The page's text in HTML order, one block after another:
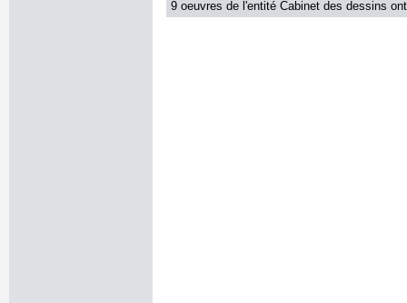
9 oeuvres de l'entité Cabinet des dessins